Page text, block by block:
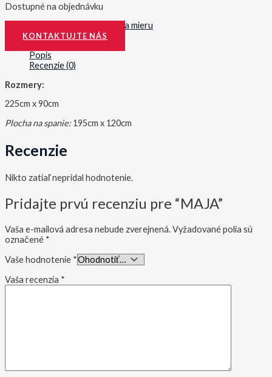
Dostupné na objednávku
Pohovky a Kreslá na mieru
KONTAKTUJTE NÁS
Popis
Recenzie (0)
Rozmery:
225cm x 90cm
Plocha na spanie:195cm x 120cm
Recenzie
Nikto zatiaľ nepridal hodnotenie.
Pridajte prvú recenziu pre “MAJA”
Vaša e-mailová adresa nebude zverejnená.Vyžadované polia sú
označené *
Vaše hodnotenie *
Vaša recenzia *